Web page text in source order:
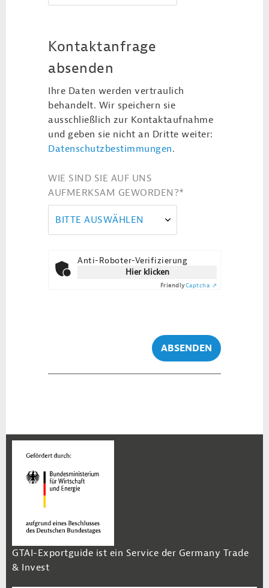
Kontaktanfrage
absenden
Ihre Daten werden vertraulich
behandelt. Wir speichern sie
ausschließlich zur Kontaktaufnahme
und geben sie nicht an Dritte weiter:
Datenschutzbestimmungen.
WIE SIND SIE AUF UNS
AUFMERKSAM GEWORDEN?*
BITTE AUSWÄHLEN
Anti-Roboter-Verifizierung
Hier klicken
FriendlyCaptcha ⇗
ABSENDEN
GTAI-Exportguide ist ein Service der Germany Trade
& Invest